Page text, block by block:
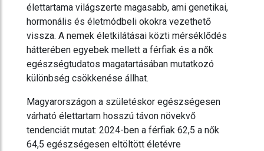
élettartama világszerte magasabb, ami genetikai,
hormonális és életmódbeli okokra vezethető
vissza. A nemek életkilátásai közti mérséklődés
hátterében egyebek mellett a férfiak és a nők
egészségtudatos magatartásában mutatkozó
különbség csökkenése állhat.
Magyarországon a születéskor egészségesen
várható élettartam hosszú távon növekvő
tendenciát mutat: 2024-ben a férfiak 62,5 a nők
64,5 egészségesen eltöltött életévre